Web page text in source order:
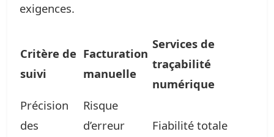
exigences.
Critère de
suivi
Facturation
manuelle
Services de
traçabilité
numérique
Précision
des
Risque
d’erreur
Fiabilité totale